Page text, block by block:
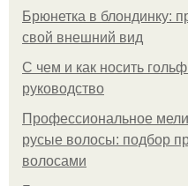
Брюнетка в блондинку:
свой внешний вид
С чем и как носить
руководство
Профессиональное
русые волосы: подбор
волосами